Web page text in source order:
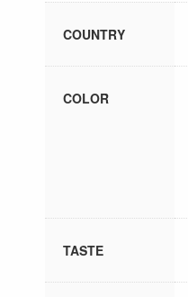
COUNTRY
COLOR
TASTE